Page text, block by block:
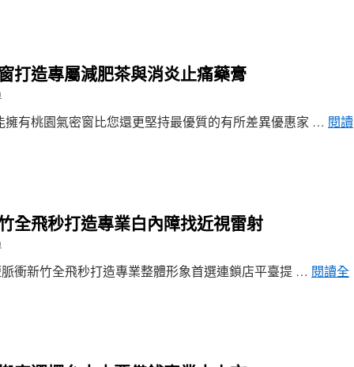
打造專屬減肥茶與消炎止痛藥膏
有桃園氣密窗比您還更堅持最優質的有所差異優惠家 … 閱讀
全飛秒打造專業白內障找近視雷射
衝新竹全飛秒打造專業整體形象首選連鎖店平臺提 … 閱讀全